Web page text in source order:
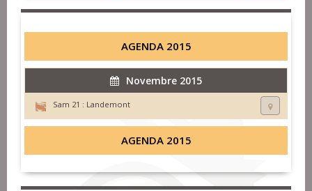
AGENDA 2015
Novembre 2015
Sam 21 : Landemont
AGENDA 2015